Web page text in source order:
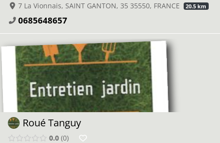
7 La Vionnais, SAINT GANTON, 35 35550, FRANCE
20.5 km
0685648657
Roué Tanguy
0.0 0